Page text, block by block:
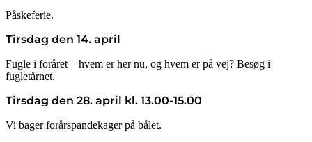
Påskeferie.
Tirsdag den 14. april
Fugle i foråret – hvem er her nu, og hvem er på vej? Besøg i
fugletårnet.
Tirsdag den 28. april kl. 13.00-15.00
Vi bager forårspandekager på bålet.